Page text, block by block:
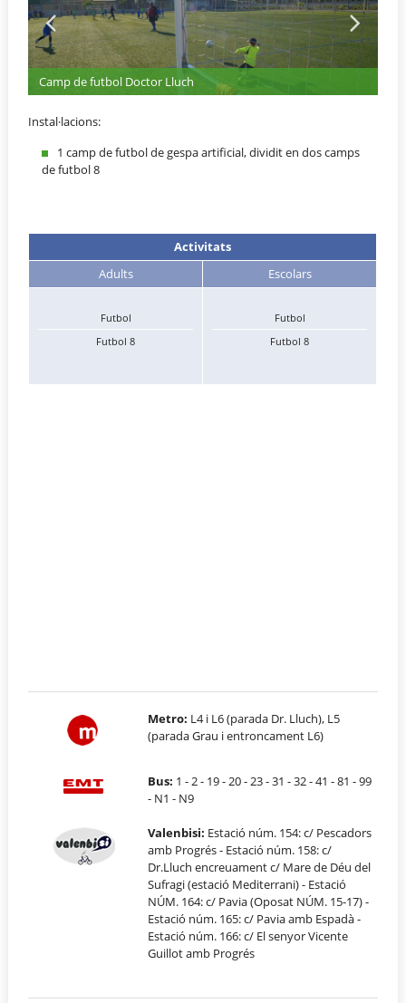
Camp de futbol Doctor Lluch
Instal·lacions:
1 camp de futbol de gespa artificial, dividit en dos camps
de futbol 8
Activitats
Adults
Escolars
Futbol
Futbol 8
Futbol
Futbol 8
Metro: L4 i L6 (parada Dr. Lluch), L5
(parada Grau i entroncament L6)
Bus: 1 - 2 - 19 - 20 - 23 - 31 - 32 - 41 - 81 - 99
- N1 - N9
Valenbisi: Estació núm. 154: c/ Pescadors
amb Progrés - Estació núm. 158: c/
Dr.Lluch encreuament c/ Mare de Déu del
Sufragi (estació Mediterrani) - Estació
NÚM. 164: c/ Pavia (Oposat NÚM. 15-17) -
Estació núm. 165: c/ Pavia amb Espadà -
Estació núm. 166: c/ El senyor Vicente
Guillot amb Progrés